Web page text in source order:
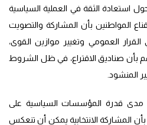
استعادة الثقة في العملية السياسية
المواطنين بأن المشاركة والتصويت
القرار العمومي وتغيير موازين القوى،
بأن صناديق الاقتراع، في ظل الشروط
المنشود.
مدى قدرة المؤسسات السياسية على
المشاركة الانتخابية يمكن أن تنعكس